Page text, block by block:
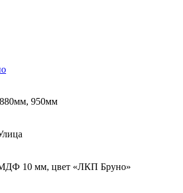
950мм
10 мм, цвет «ЛКП Бруно»